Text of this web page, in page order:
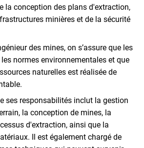
la conception des plans d'extraction,
minières et de la sécurité
des mines, on s’assure que les
normes environnementales et que
naturelles est réalisée de
ses responsabilités inclut la gestion
la conception de mines, la
d'extraction, ainsi que la
Il est également chargé de